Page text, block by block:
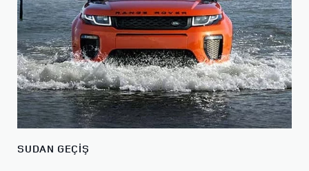
SUDAN GEÇİŞ